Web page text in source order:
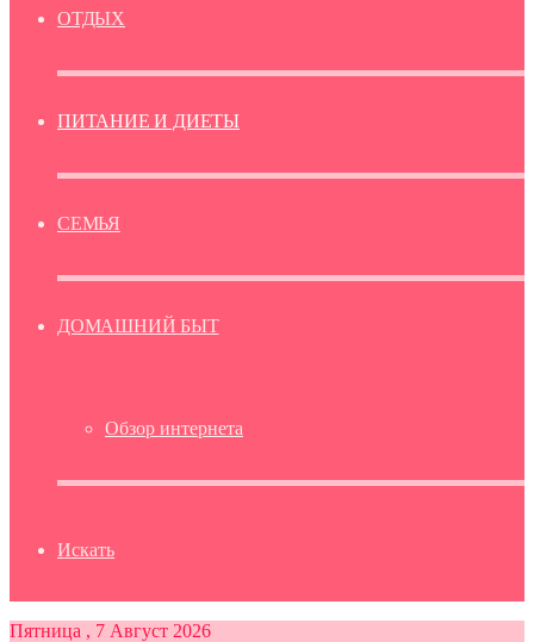
ОТДЫХ
ПИТАНИЕ И ДИЕТЫ
СЕМЬЯ
ДОМАШНИЙ БЫТ
Обзор интернета
Искать
Пятница , 7 Август 2026